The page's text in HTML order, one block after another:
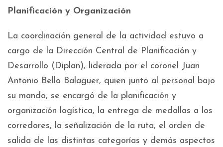
Planificación y Organización
La coordinación general de la actividad estuvo a
cargo de la Dirección Central de Planificación y
Desarrollo (Diplan), liderada por el coronel Juan
Antonio Bello Balaguer, quien junto al personal bajo
su mando, se encargó de la planificación y
organización logística, la entrega de medallas a los
corredores, la señalización de la ruta, el orden de
salida de las distintas categorías y demás aspectos